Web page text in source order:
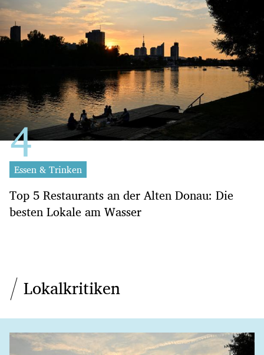
Essen & Trinken
Top 5 Restaurants an der Alten Donau: Die
besten Lokale am Wasser
Lokalkritiken